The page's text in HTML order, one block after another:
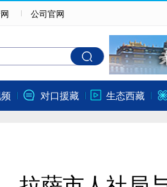
公司官网
对口援藏 生态西藏